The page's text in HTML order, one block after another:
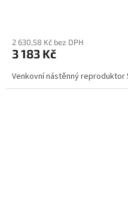
2 630,58 Kč bez DPH
3 183 Kč
Venkovní nástěnný reproduktor